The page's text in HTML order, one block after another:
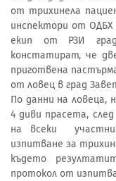
от трихинела
инспектори от ОДБХ
екип от РЗИ
констатират, че
приготвена
от ловец в град
По данни на ловеца,
4 диви прасета,
на всеки
изпитване за
където
протокол от